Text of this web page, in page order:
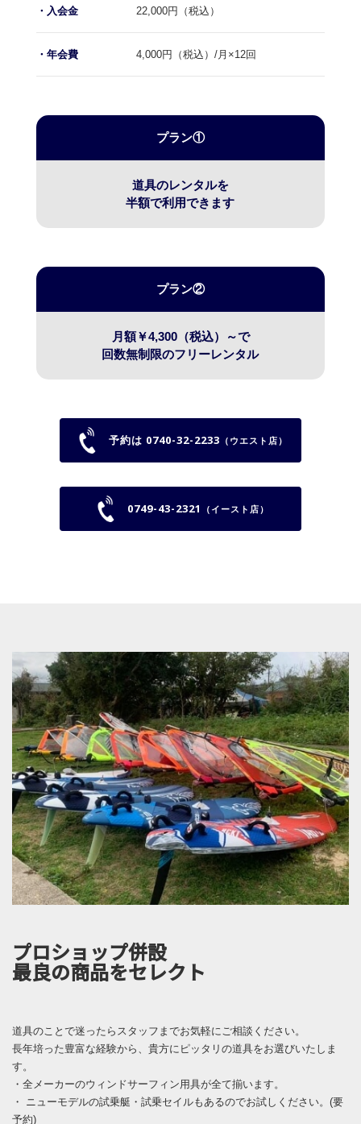
・入会金 22,000円（税込）
・年会費 4,000円（税込）/月×12回
プラン①
道具のレンタルを
​​​​​​​半額で利用できます
プラン②
月額￥4,300（税込）～で
回数無制限のフリーレンタル​​​​​​
予約は 0740-32-2233 （ウエスト店）
0749-43-2321 （イースト店）
プロショップ併設
最良の商品をセレクト
道具のことで迷ったらスタッフまでお気軽にご相談ください。
長年培った豊富な経験から、貴方にピッタリの道具をお選びいたしま
す。
・全メーカーのウィンドサーフィン用具が全て揃います。
・ ニューモデルの試乗艇・試乗セイルもあるのでお試しください。(要
予約)